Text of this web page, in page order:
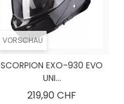
VORSCHAU
SCORPION EXO-930 EVO
UNI...
219,90 CHF